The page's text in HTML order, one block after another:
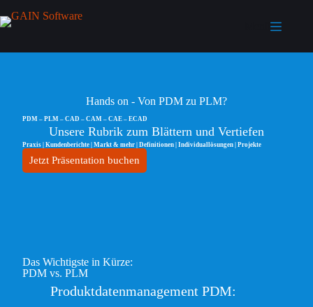
Menü
Hands on - Von PDM zu PLM?
PDM – PLM – CAD – CAM – CAE – ECAD
Unsere Rubrik zum Blättern und Vertiefen
Praxis | Kundenberichte | Markt & mehr | Definitionen | Individuallösungen | Projekte
Jetzt Präsentation buchen
Das Wichtigste in Kürze:
PDM vs. PLM
Produktdatenmanagement PDM: